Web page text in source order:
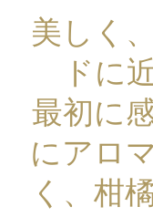
美しく
ドに
最初に
にアロ
く、柑